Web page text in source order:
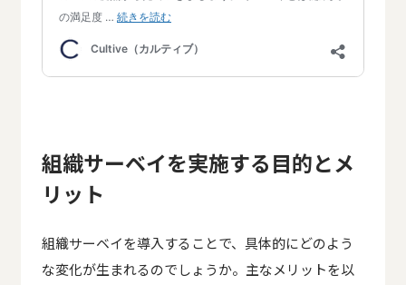
組織サーベイを実施する目的とメ
リット
組織サーベイを導入することで、具体的にどのよう
な変化が生まれるのでしょうか。主なメリットを以